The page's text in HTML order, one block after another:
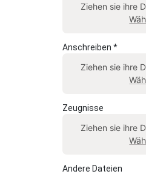
Ziehen sie ihre
Anschreiben *
Ziehen sie ihre
Zeugnisse
Ziehen sie ihre
Andere Dateien